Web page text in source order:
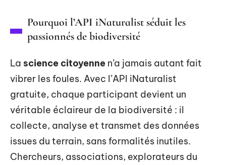
Pourquoi l’API iNaturalist séduit les
passionnés de biodiversité
La science citoyenne n’a jamais autant fait
vibrer les foules. Avec l’API iNaturalist
gratuite, chaque participant devient un
véritable éclaireur de la biodiversité : il
collecte, analyse et transmet des données
issues du terrain, sans formalités inutiles.
Chercheurs, associations, explorateurs du